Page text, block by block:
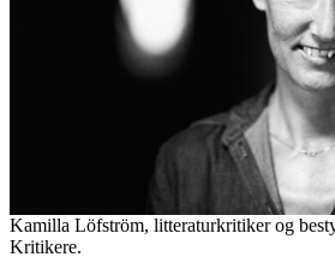
Kamilla Löfström, litteraturkritiker og
Kritikere.